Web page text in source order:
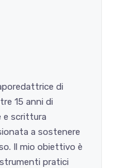
di
15 anni di
e scrittura
a sostenere
Il mio obiettivo è
pratici